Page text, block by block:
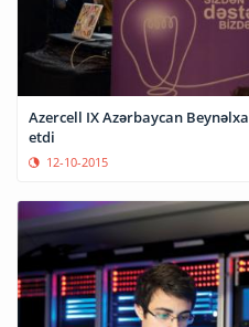
Azercell IX Azərbaycan
etdi
12-10-2015